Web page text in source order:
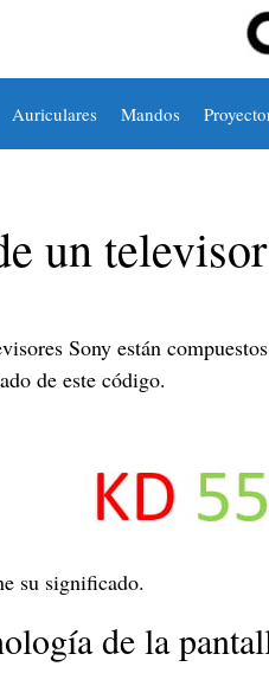
Auriculares Mandos
un
Sony están
de este código.
su significado.
de la